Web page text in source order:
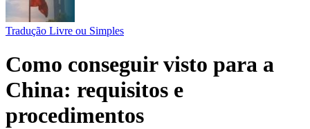
Tradução Livre ou Simples
Como conseguir visto para a
China: requisitos e
procedimentos